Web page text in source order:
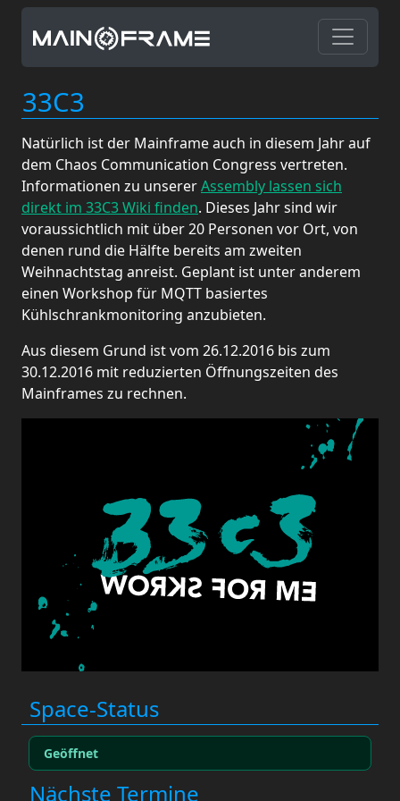
33C3
Natürlich ist der Mainframe auch in diesem Jahr auf
dem Chaos Communication Congress vertreten.
Informationen zu unsererAssembly lassen sich
direkt im 33C3 Wiki finden. Dieses Jahr sind wir
voraussichtlich mit über 20 Personen vor Ort, von
denen rund die Hälfte bereits am zweiten
Weihnachtstag anreist. Geplant ist unter anderem
einen Workshop für MQTT basiertes
Kühlschrankmonitoring anzubieten.
Aus diesem Grund ist vom 26.12.2016 bis zum
30.12.2016 mit reduzierten Öffnungszeiten des
Mainframes zu rechnen.
Space-Status
Geöffnet
Nächste Termine